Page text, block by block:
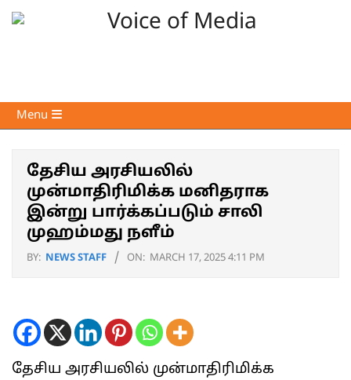
Skip
Voice
of
Primary
Navigation
Menu
தேசிய அரசியலில்
முன்மாதிரிமிக்க மனிதராக
இன்று பார்க்கப்படும் சாலி
முஹம்மது நளீம்
BY: NEWS STAFF ON: MARCH 17, 2025 4:11 PM
தேசிய அரசியலில் முன்மாதிரிமிக்க